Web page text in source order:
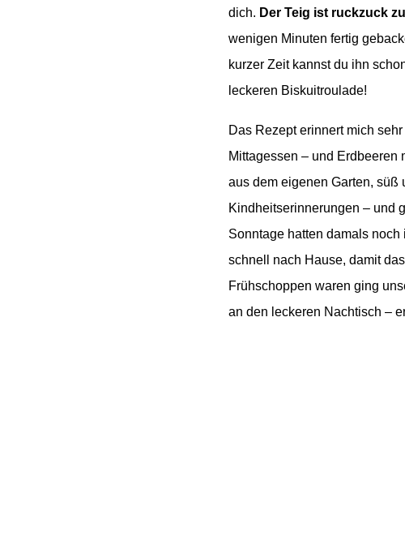
dich. Der Teig ist ruckzuck
wenigen Minuten fertig
kurzer Zeit kannst du ihn
leckeren Biskuitroulade!
Das Rezept erinnert mich
Mittagessen – und
aus dem eigenen Garten, süß
Kindheitserinnerungen – und
Sonntage hatten damals
schnell nach Hause, damit
Frühschoppen waren ging
an den leckeren Nachtisch –